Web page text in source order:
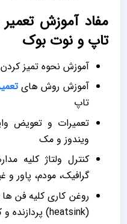
مفاد آموزش
تاپ و نوت بوک
آموزش نحوه تمیز
آموزش روش های
تاپ
تعمیرات و تعویض
ویندوز و مک
کنترل ولتاژ كليه
گرافیک، مودم، پاور و
روغن کاري کليه فن
(heatsink) پردازنده و کارت گرافيک